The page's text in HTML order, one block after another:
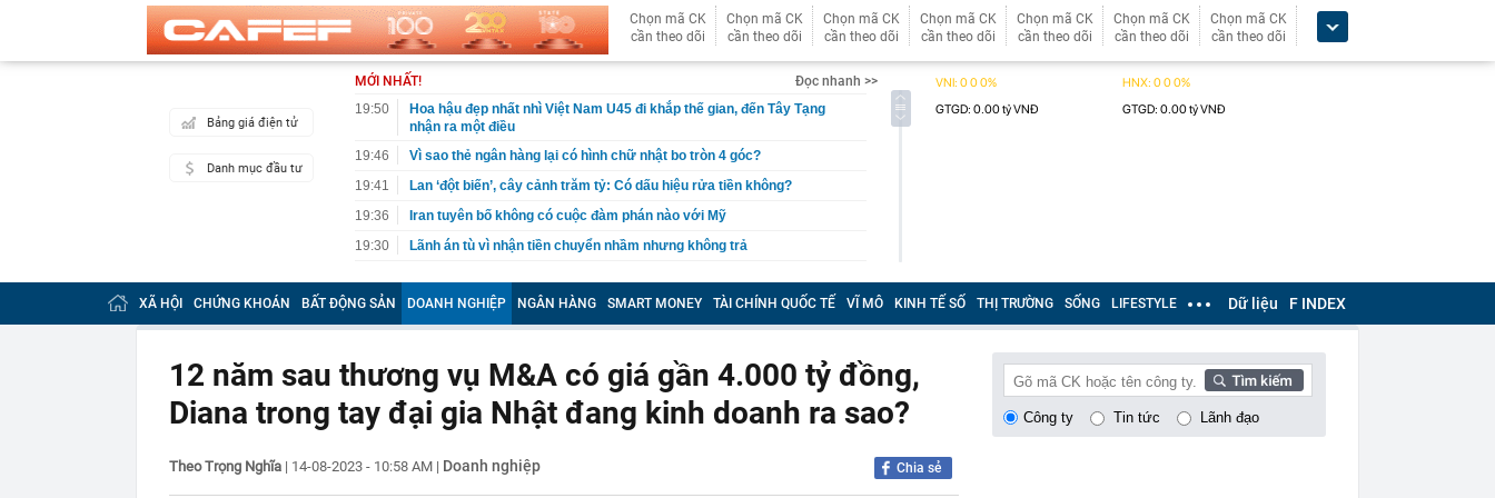
Chọn mã CK
cần theo dõi
Chọn mã CK
cần theo dõi
Chọn mã CK
cần theo dõi
Chọn mã CK
cần theo dõi
Chọn mã CK
cần theo dõi
Chọn mã CK
cần theo dõi
Chọn mã CK
cần theo dõi
Bảng giá điện tử
Danh mục đầu tư
MỚI NHẤT!
Đọc nhanh >>
19:50
Hoa hậu đẹp nhất nhì Việt Nam U45 đi khắp thế gian, đến Tây Tạng
nhận ra một điều
19:46
Vì sao thẻ ngân hàng lại có hình chữ nhật bo tròn 4 góc?
19:41
Lan ‘đột biến’, cây cảnh trăm tỷ: Có dấu hiệu rửa tiền không?
19:36
Iran tuyên bố không có cuộc đàm phán nào với Mỹ
19:30
Lãnh án tù vì nhận tiền chuyển nhầm nhưng không trả
19:29
Tịch thu 65,5 tỷ đồng tiền mặt và loạt thiết bị bí mật trong một căn hộ
19:23
Ra quyết định khởi tố Võ Thị Mai SN 1973 cùng 8 người khác
19:20
Cristiano Ronaldo khoe dàn siêu xe triệu USD trong gara cá nhân
19:15
Vietlott 6/8 - Xổ số Power 6/55 - Kết quả xổ số Vietlott hôm nay
XÃ HỘI CHỨNG KHOÁN BẤT ĐỘNG SẢN DOANH NGHIỆP NGÂN HÀNG SMART MONEY TÀI CHÍNH QUỐC TẾ VĨ MÔ KINH TẾ SỐ THỊ TRƯỜNG SỐNG LIFESTYLE Dữ liệu F INDEX
12 năm sau thương vụ M&A có giá gần 4.000 tỷ đồng,
Diana trong tay đại gia Nhật đang kinh doanh ra sao?
Theo Trọng Nghĩa | 14-08-2023 - 10:58 AM | Doanh nghiệp Chia sẻ
Công ty Tin tức Lãnh đạo